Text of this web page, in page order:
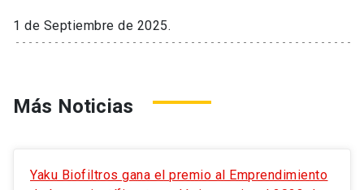
1 de Septiembre de 2025.
Más Noticias
Yaku Biofiltros gana el premio al Emprendimiento